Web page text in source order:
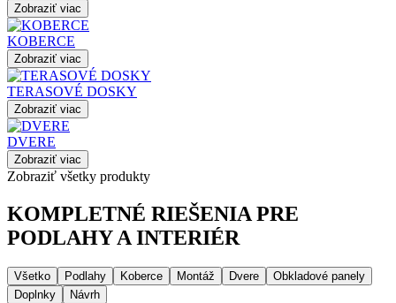
Zobraziť viac
KOBERCE
Zobraziť viac
TERASOVÉ DOSKY
Zobraziť viac
DVERE
Zobraziť viac
Zobraziť všetky produkty
KOMPLETNÉ RIEŠENIA PRE
PODLAHY A INTERIÉR
Všetko Podlahy Koberce Montáž Dvere
Obkladové panely
Doplnky
Návrh